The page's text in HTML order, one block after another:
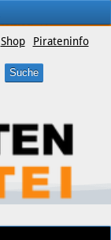
Shop Pirateninfo